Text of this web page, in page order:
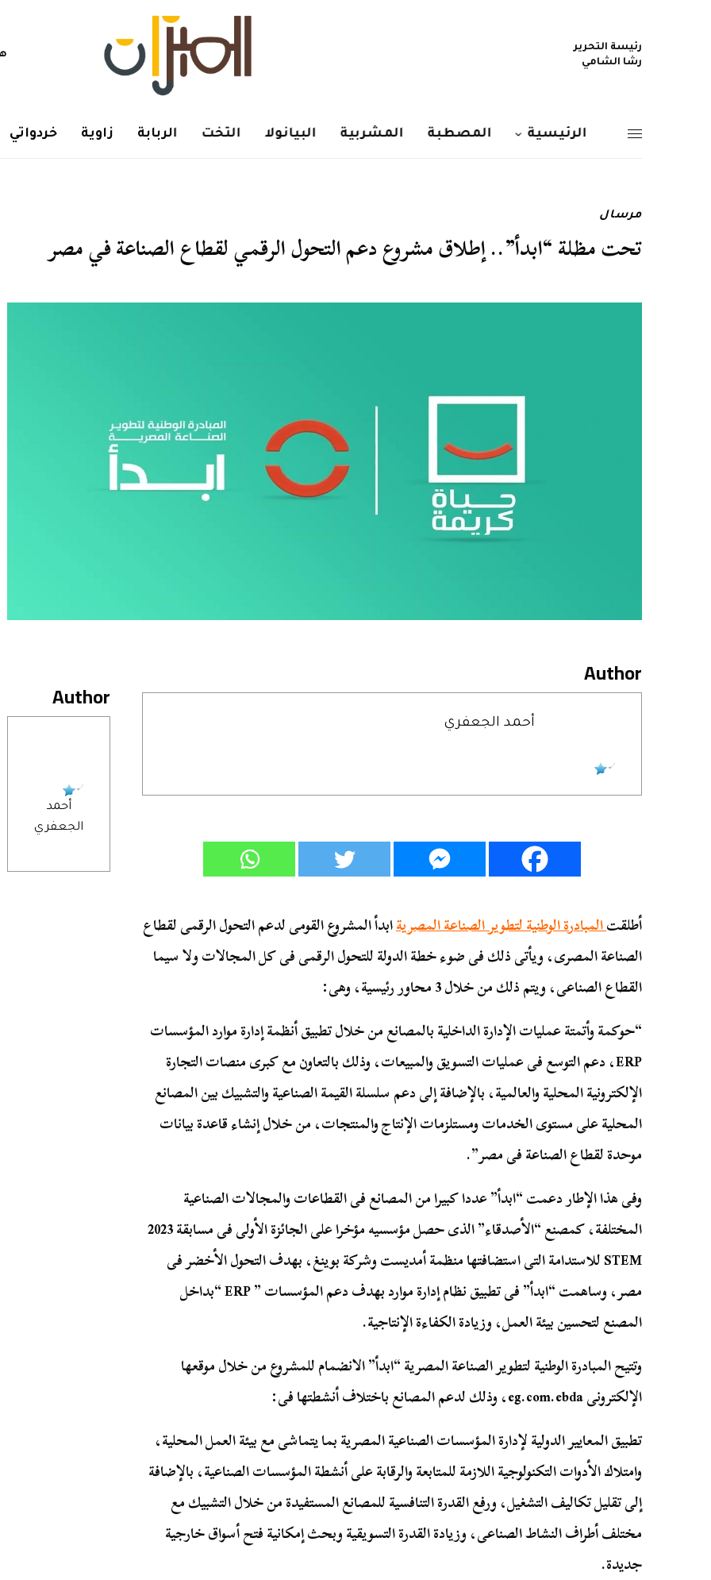
رئيسة التحرير
رشا الشامي
الرئيسية المصطبة المشربية البيانولا التخت الربابة زاوية خردواتي
مرسال
تحت مظلة “ابدأ”.. إطلاق مشروع دعم التحول الرقمي لقطاع الصناعة في مصر
Author
أحمد
الجعفري
Author
أحمد الجعفري
أطلقتالمبادرة الوطنية لتطوير الصناعة المصريةابدأ المشروع القومى لدعم التحول الرقمى لقطاع
الصناعة المصرى، ويأتى ذلك فى ضوء خطة الدولة للتحول الرقمى فى كل المجالات ولا سيما
القطاع الصناعى، ويتم ذلك من خلال 3 محاور رئيسية، وهى:
“حوكمة وأتمتة عمليات الإدارة الداخلية بالمصانع من خلال تطبيق أنظمة إدارة موارد المؤسسات
ERP، دعم التوسع فى عمليات التسويق والمبيعات، وذلك بالتعاون مع كبرى منصات التجارة
الإلكترونية المحلية والعالمية، بالإضافة إلى دعم سلسلة القيمة الصناعية والتشبيك بين المصانع
المحلية على مستوى الخدمات ومستلزمات الإنتاج والمنتجات، من خلال إنشاء قاعدة بيانات
موحدة لقطاع الصناعة فى مصر”.
وفى هذا الإطار دعمت “ابدأ” عددا كبيرا من المصانع فى القطاعات والمجالات الصناعية
المختلفة، كمصنع “الأصدقاء” الذى حصل مؤسسيه مؤخرا على الجائزة الأولى فى مسابقة 2023
STEM للاستدامة التى استضافتها منظمة أمديست وشركة بوينغ، بهدف التحول الأخضر فى
مصر، وساهمت “ابدأ” فى تطبيق نظام إدارة موارد بهدف دعم المؤسسات ” ERP “بداخل
المصنع لتحسين بيئة العمل، وزيادة الكفاءة الإنتاجية.
وتتيح المبادرة الوطنية لتطوير الصناعة المصرية “ابدأ” الانضمام للمشروع من خلال موقعها
الإلكترونى eg.com.ebda، وذلك لدعم المصانع باختلاف أنشطتها فى:
تطبيق المعايير الدولية لإدارة المؤسسات الصناعية المصرية بما يتماشى مع بيئة العمل المحلية،
وامتلاك الأدوات التكنولوجية اللازمة للمتابعة والرقابة على أنشطة المؤسسات الصناعية، بالإضافة
إلى تقليل تكاليف التشغيل، ورفع القدرة التنافسية للمصانع المستفيدة من خلال التشبيك مع
مختلف أطراف النشاط الصناعى، وزيادة القدرة التسويقية وبحث إمكانية فتح أسواق خارجية
جديدة.